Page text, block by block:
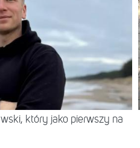
który jako pierwszy na